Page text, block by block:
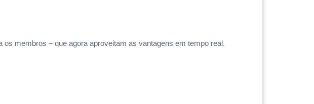
membros – que agora aproveitam as vantagens em tempo real.